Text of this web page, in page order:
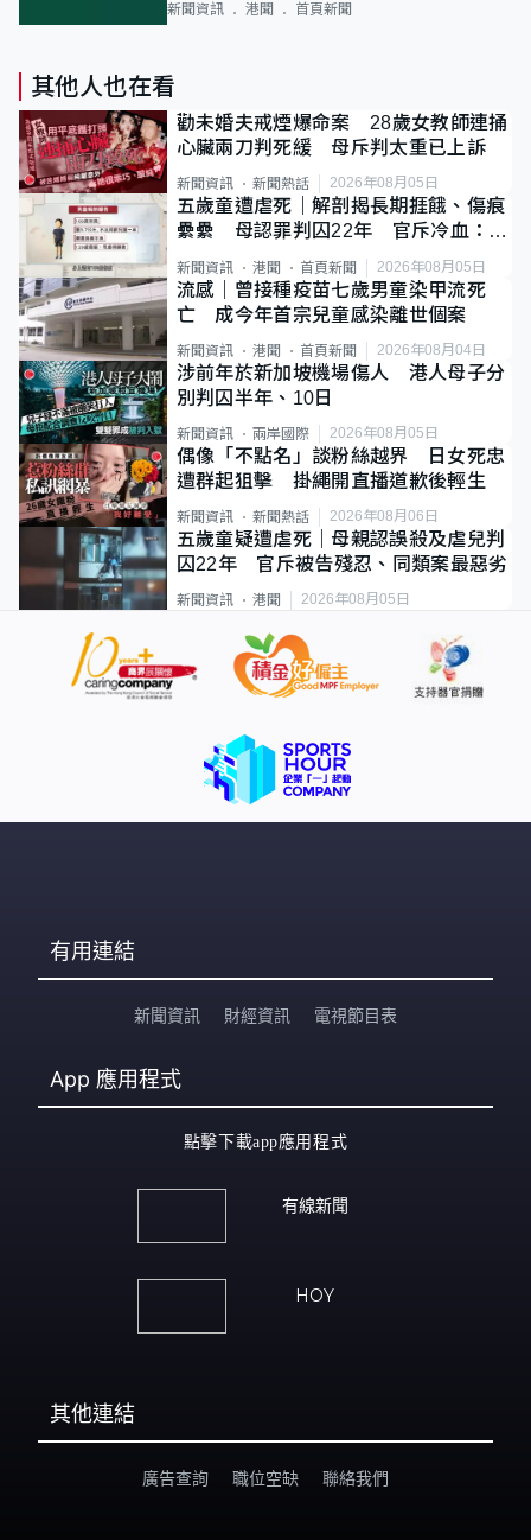
新聞資訊 港聞 首頁新聞
其他人也在看
勸未婚夫戒煙爆命案 28歲女教師連捅
心臟兩刀判死緩 母斥判太重已上訴
新聞資訊 新聞熱話 2026年08月05日
五歲童遭虐死｜解剖揭長期捱餓、傷痕
纍纍 母認罪判囚22年 官斥冷血：同
類案最惡劣
新聞資訊 港聞 首頁新聞 2026年08月05日
流感｜曾接種疫苗七歲男童染甲流死
亡 成今年首宗兒童感染離世個案
新聞資訊 港聞 首頁新聞 2026年08月04日
涉前年於新加坡機場傷人 港人母子分
別判囚半年、10日
新聞資訊 兩岸國際 2026年08月05日
偶像「不點名」談粉絲越界 日女死忠
遭群起狙擊 掛繩開直播道歉後輕生
新聞資訊 新聞熱話 2026年08月06日
五歲童疑遭虐死｜母親認誤殺及虐兒判
囚22年 官斥被告殘忍、同類案最惡劣
新聞資訊 港聞 2026年08月05日
有用連結
新聞資訊 財經資訊 電視節目表
App 應用程式
點擊下載app應用程式
有線新聞
HOY
其他連結
廣告查詢 職位空缺 聯絡我們